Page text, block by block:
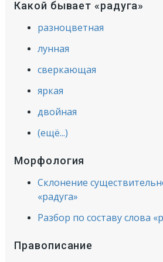
Какой бывает «радуга»
разноцветная
лунная
сверкающая
яркая
двойная
(ещё...)
Морфология
Склонение
«радуга»
Разбор по составу слова
Правописание